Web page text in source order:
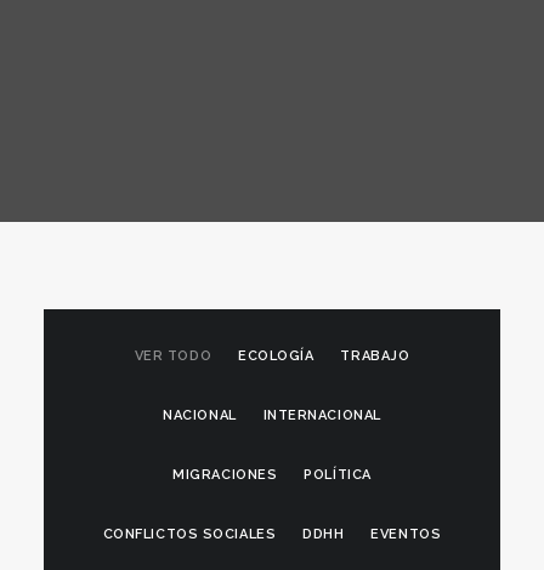
VER TODO ECOLOGÍA TRABAJO
NACIONAL INTERNACIONAL
MIGRACIONES POLÍTICA
CONFLICTOS SOCIALES DDHH EVENTOS